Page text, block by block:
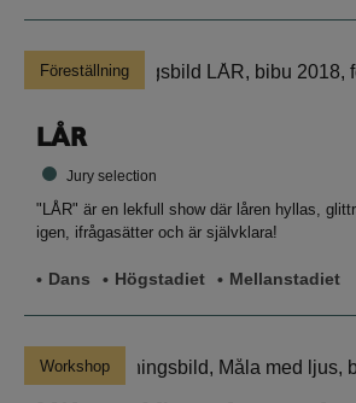
LÅR
Jury selection
Föreställning
"LÅR" är en lekfull show där låren hyllas,
igen, ifrågasätter och är självklara!
Dans Högstadiet Mellanstadiet
Workshop